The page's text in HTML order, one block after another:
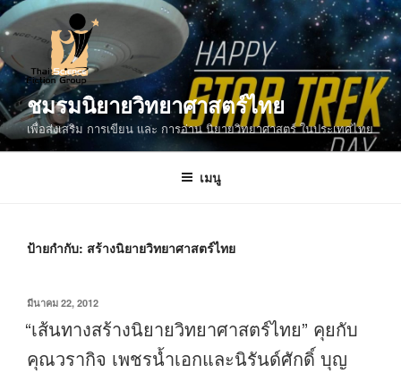
ข้าม
ไป
ยัง
บทความ
ชมรมนิยายวิทยาศาสตร์ไทย
เพื่อส่งเสริม การเขียน และ การอ่าน นิยายวิทยาศาสตร์ ในประเทศไทย
เมนู
ป้ายกำกับ: สร้างนิยายวิทยาศาสตร์ไทย
เขียน
มีนาคม 22, 2012
“เส้นทางสร้างนิยายวิทยาศาสตร์ไทย” คุยกับ
คุณวรากิจ เพชรน้ำเอกและนิรันด์ศักดิ์ บุญ